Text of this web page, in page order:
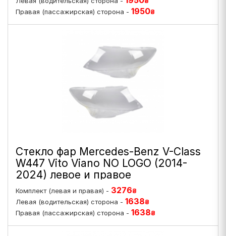
Правая (пассажирская) сторона - 1950₴
Стекло фар Mercedes-Benz V-Class
W447 Vito Viano NO LOGO (2014-
2024) левое и правое
Комплект (левая и правая) - 3276₴
Левая (водительская) сторона - 1638₴
Правая (пассажирская) сторона - 1638₴